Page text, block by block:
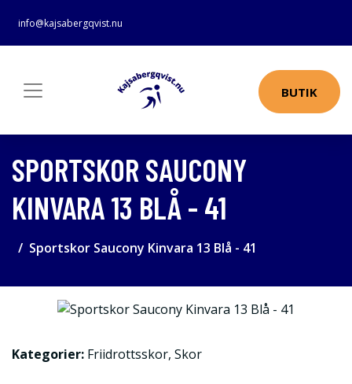
info@kajsabergqvist.nu
BUTIK
SPORTSKOR SAUCONY
KINVARA 13 BLÅ - 41
Sportskor Saucony Kinvara 13 Blå - 41
Kategorier: Friidrottsskor, Skor